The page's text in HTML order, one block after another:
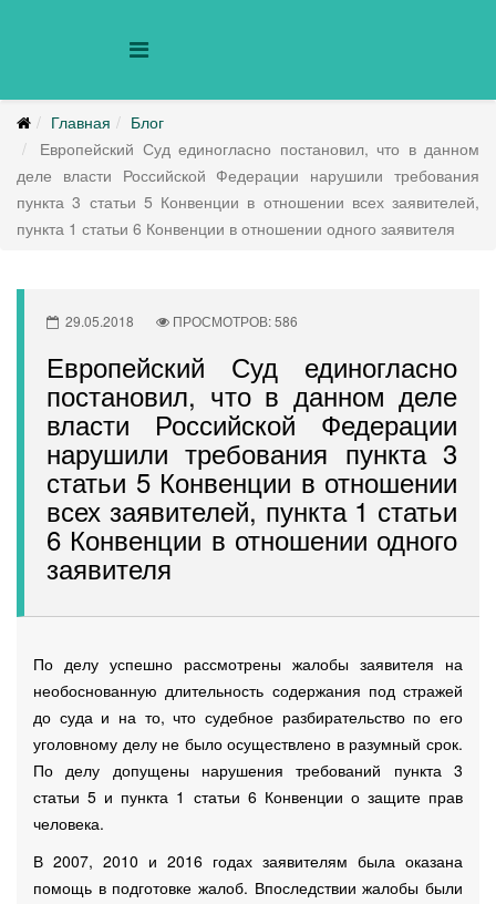
Главная
Блог
Европейский Суд единогласно постановил, что в данном
деле власти Российской Федерации нарушили требования
пункта 3 статьи 5 Конвенции в отношении всех заявителей,
пункта 1 статьи 6 Конвенции в отношении одного заявителя
29.05.2018 ПРОСМОТРОВ: 586
Европейский Суд единогласно
постановил, что в данном деле
власти Российской Федерации
нарушили требования пункта 3
статьи 5 Конвенции в отношении
всех заявителей, пункта 1 статьи
6 Конвенции в отношении одного
заявителя
По делу успешно рассмотрены жалобы заявителя на
необоснованную длительность содержания под стражей
до суда и на то, что судебное разбирательство по его
уголовному делу не было осуществлено в разумный срок.
По делу допущены нарушения требований пункта 3
статьи 5 и пункта 1 статьи 6 Конвенции о защите прав
человека.
В 2007, 2010 и 2016 годах заявителям была оказана
помощь в подготовке жалоб. Впоследствии жалобы были